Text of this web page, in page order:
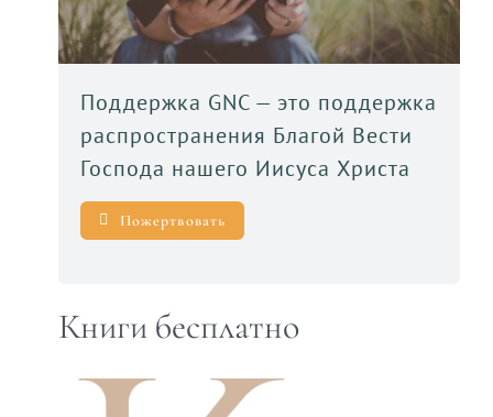
Поддержка GNC — это поддержка
распространения Благой Вести
Господа нашего Иисуса Христа
Пожертвовать
Книги бесплатно